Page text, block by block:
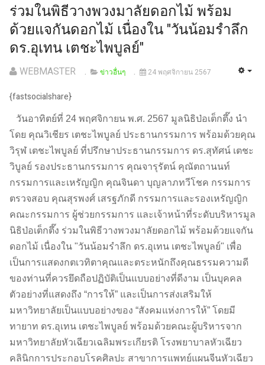
ร่วมในพิธีวางพวงมาลัยดอกไม้ พร้อม
ด้วยแจกันดอกไม้ เนื่องใน "วันน้อมรำลึก
ดร.อุเทน เตชะไพบูลย์"
WEBMASTER ข่าวอื่นๆ 24 พฤศจิกายน 2567
{fastsocialshare}
วันอาทิตย์ที่ 24 พฤศจิกายน พ.ศ. 2567 มูลนิธิป่อเต็กตึ๊ง นำ
โดย คุณวิเชียร เตชะไพบูลย์ ประธานกรรมการ พร้อมด้วยคุณ
วิรุฬ เตชะไพบูลย์ ที่ปรึกษาประธานกรรมการ ดร.สุทัศน์ เตชะ
วิบูลย์ รองประธานกรรมการ คุณจารุรัตน์ คุณัตถานนท์
กรรมการและเหรัญญิก คุณจินดา บุญลาภทวีโชค กรรมการ
ตรวจสอบ คุณสุรพงศ์ เสรฐภักดี กรรมการและรองเหรัญญิก
คณะกรรมการ ผู้ช่วยกรรมการ และเจ้าหน้าที่ระดับบริหารมูล
นิธิป่อเต็กตึ๊ง ร่วมในพิธีวางพวงมาลัยดอกไม้ พร้อมด้วยแจกัน
ดอกไม้ เนื่องใน "วันน้อมรำลึก ดร.อุเทน เตชะไพบูลย์" เพื่อ
เป็นการแสดงกตเวทิตาคุณและตระหนักถึงคุณธรรมความดี
ของท่านที่ควรยึดถือปฏิบัติเป็นแบบอย่างที่ดีงาม เป็นบุคคล
ตัวอย่างที่แสดงถึง “การให้” และเป็นการส่งเสริมให้
มหาวิทยาลัยเป็นแบบอย่างของ “สังคมแห่งการให้” โดยมี
ทายาท ดร.อุเทน เตชะไพบูลย์ พร้อมด้วยคณะผู้บริหารจาก
มหาวิทยาลัยหัวเฉียวเฉลิมพระเกียรติ โรงพยาบาลหัวเฉียว
คลินิกการประกอบโรคศิลปะ สาขาการแพทย์แผนจีนหัวเฉียว